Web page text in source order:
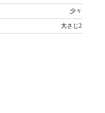
少々
大さじ2